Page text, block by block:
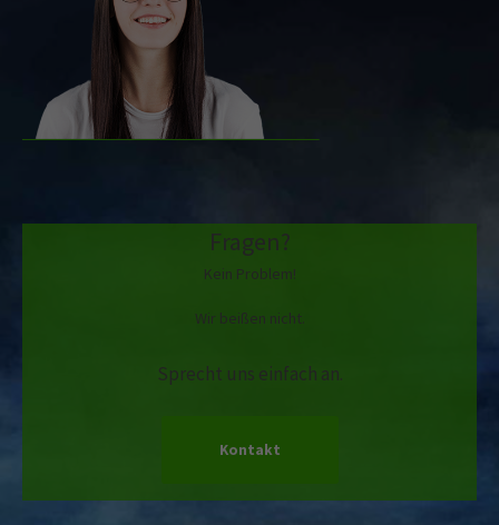
Fragen?
Kein Problem!
Wir beißen nicht.
Sprecht uns einfach an.
Kontakt